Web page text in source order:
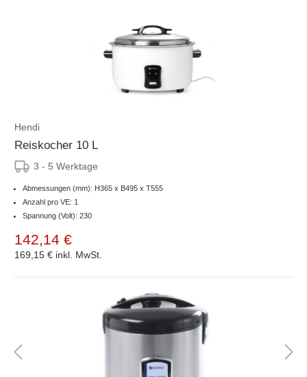
Hendi
Reiskocher 10 L
3 - 5 Werktage
Abmessungen (mm): H365 x B495 x T555
Anzahl pro VE: 1
Spannung (Volt): 230
142,14 €
169,15 € inkl. MwSt.